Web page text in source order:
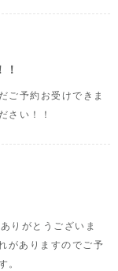
ご予約お受けできま
さい！！
りがとうございま
がありますのでご予
。